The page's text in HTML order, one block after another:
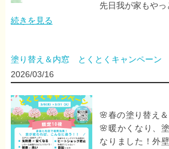
先日我が家もやっ
続きを見る
塗り替え＆内窓 とくとくキャンペーン
2026/03/16
🌸春の塗り替え
🌸暖かくなり、
なりました！外